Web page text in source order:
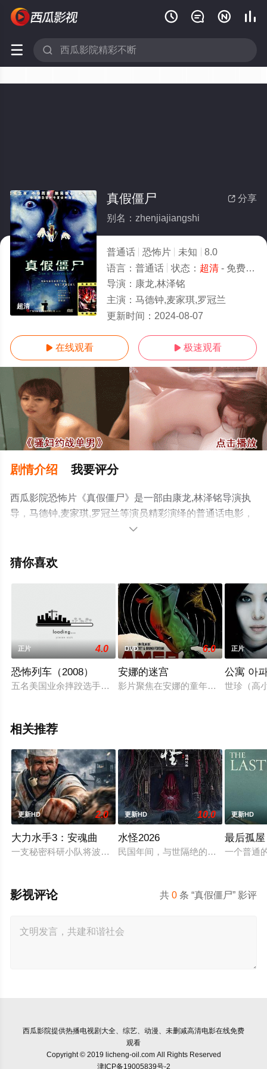
   
 
超清
 分享
真假僵尸
别名：zhenjiajiangshi
普通话 恐怖片 未知
8.0
语言： 普通话 状态： 超清- 免费在线观看
导演： 康龙,林泽铭
主演： 马德钟,麦家琪,罗冠兰
更新时间： 2024-08-07
 在线观看  极速观看
剧情介绍 我要评分
西瓜影院恐怖片《真假僵尸》是一部由康龙,林泽铭导演执
导，马德钟,麦家琪,罗冠兰等演员精彩演绎的普通话电影，
手机免费观看高清无删减完整版电影就上西瓜影视，更多
解。

猜你喜欢
正片 4.0
恐怖列车（2008）
五名美国业余摔跤选手艾历克斯（Thora Birch 饰）、托德、克
DVD 6.0
安娜的迷宫
影片聚焦在安娜的童年、青春以及成
正片
公寓 아
世珍（高
相关推荐
更新HD 2.0
大力水手3：安魂曲
一支秘密科研小队将波派囚禁在地下军事基地，试图驯化并利
更新HD 10.0
水怪2026
民国年间，与世隔绝的怪水村被湖中
更新HD
最后孤屋
一个普通
共0 条 “真假僵尸” 影评
影视评论
西瓜影院提供热播电视剧大全、综艺、动漫、未删减高清电影在线免费
观看
Copyright © 2019 licheng-oil.com All Rights Reserved
津ICP备19005839号-2